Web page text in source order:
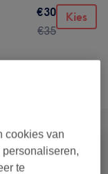
€30
€35
Kies
cookies van
te